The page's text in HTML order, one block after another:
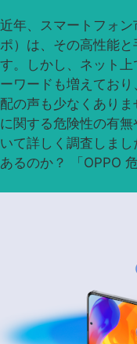
近年、スマートフォ
ポ）は、その高性能
す。しかし、ネット
ーワードも増えてお
配の声も少なくあり
に関する危険性の有
いて詳しく調査しま
あるのか？ 「OPPO